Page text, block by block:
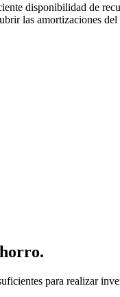
disponibilidad de
las amortizaciones del
para realizar